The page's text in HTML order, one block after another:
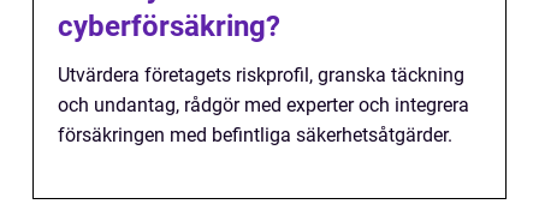
cyberförsäkring?
Utvärdera företagets riskprofil, granska täckning
och undantag, rådgör med experter och integrera
försäkringen med befintliga säkerhetsåtgärder.